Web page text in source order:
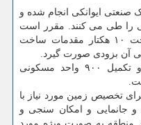
صنعتی ایوانکی انجام شده و
را طی می کنند. مقرر است
در این شهرک و در زمینی به مساحت ۱۰ هکتار مقدمات ساخت
در شهرک صنعتی کاسپین، ساخت و تکمیل ۹۰۰ واحد مسکونی
تخصیص زمین مورد نیاز با
جانمایی و امکان سنجی و